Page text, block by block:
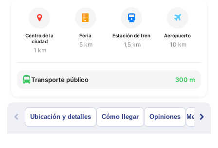
Centro de la
ciudad
1 km
Feria
5 km
Estación de tren
1,5 km
Aeropuerto
10 km
Transporte público 300 m
Ubicación y detalles Cómo llegar Opiniones Menú del